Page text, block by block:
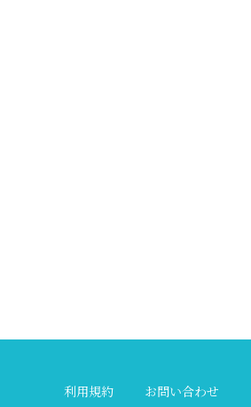
利用規約 お問い合わせ